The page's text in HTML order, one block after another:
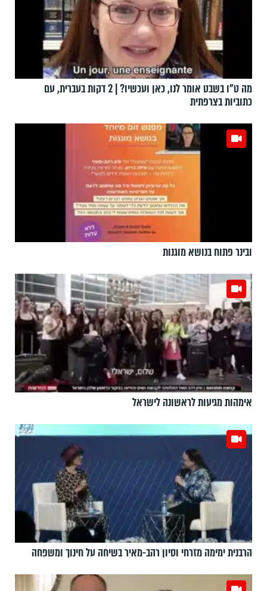
מה ט"ו בשבט אומר לנו, כאן ועכשיו? | 2 דקות בעברית, עם
כתוביות בצרפתית
ובינר פתוח בנושא מוגנות
אימהות מגיעות לראשונה לישראל
הרבנית ימימה מזרחי וסיון רהב-מאיר בשיחה על חינוך ומשפחה